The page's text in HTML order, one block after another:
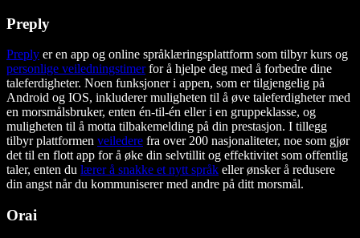
Preply
Preply er en app og online språklæringsplattform som tilbyr kurs og
personlige veiledningstimerfor å hjelpe deg med å forbedre dine
taleferdigheter. Noen funksjoner i appen, som er tilgjengelig på
Android og IOS, inkluderer muligheten til å øve taleferdigheter med
en morsmålsbruker, enten én-til-én eller i en gruppeklasse, og
muligheten til å motta tilbakemelding på din prestasjon. I tillegg
tilbyr plattformen veiledere fra over 200 nasjonaliteter, noe som gjør
det til en flott app for å øke din selvtillit og effektivitet som offentlig
taler, enten du lærer å snakke et nytt språk eller ønsker å redusere
din angst når du kommuniserer med andre på ditt morsmål.
Orai